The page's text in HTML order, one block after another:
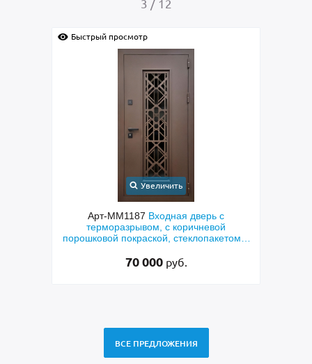
4 / 12
Быстрый просмотр
Увеличить
Арт-ММ1384Входная дверь с
металлофиленкой, бугельной ручкой и
порошковым напылением RAL 7021
45 000
ВСЕ ПРЕДЛОЖЕНИЯ